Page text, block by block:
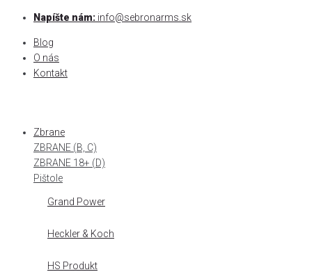
Skip
content
Napíšte nám: info@sebronarms.sk
Blog
O nás
Kontakt
Zbrane
ZBRANE (B, C)
ZBRANE 18+ (D)
Pištole
Grand Power
Heckler & Koch
HS Produkt